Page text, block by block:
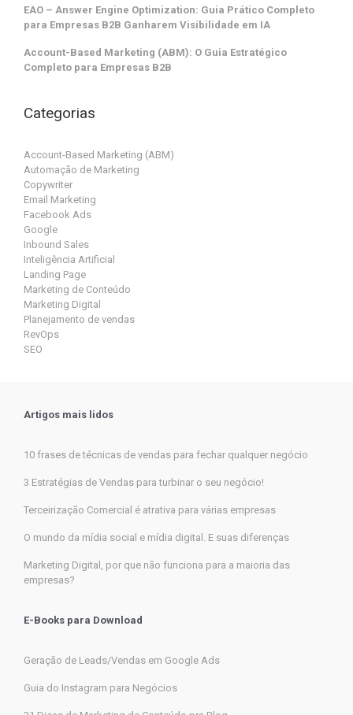
EAO – Answer Engine Optimization: Guia Prático Completo
para Empresas B2B Ganharem Visibilidade em IA
Account-Based Marketing (ABM): O Guia Estratégico
Completo para Empresas B2B
Categorias
Account-Based Marketing (ABM)
Automação de Marketing
Copywriter
Email Marketing
Facebook Ads
Google
Inbound Sales
Inteligência Artificial
Landing Page
Marketing de Conteúdo
Marketing Digital
Planejamento de vendas
RevOps
SEO
Artigos mais lidos
10 frases de técnicas de vendas para fechar qualquer negócio
3 Estratégias de Vendas para turbinar o seu negócio!
Terceirização Comercial é atrativa para várias empresas
O mundo da mídia social e mídia digital. E suas diferenças
Marketing Digital, por que não funciona para a maioria das
empresas?
E-Books para Download
Geração de Leads/Vendas em Google Ads
Guia do Instagram para Negócios